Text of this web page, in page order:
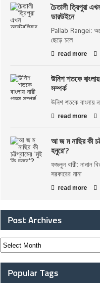
চৈতালী ত্রিপুরা
ডারউইনে
Pallab Rangei:
ছেড়ে চলে
read more
উনিশ শতকে
সম্পর্ক
উনিশ শতকে বাংলায়
read more
আ জ ম নাছির কী
হনুরে’?
ফজলুল বারী: নানান
সরকারের নানা
read more
Post Archives
Popular Tags